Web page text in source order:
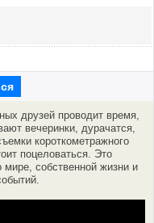
друзей проводит время,
вечеринки, дурачатся,
короткометражного
поцеловаться. Это
мире, собственной жизни и